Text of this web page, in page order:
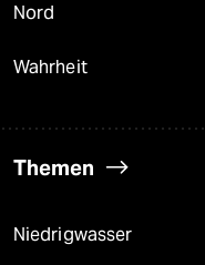
Nord
Wahrheit
Themen
Niedrigwasser